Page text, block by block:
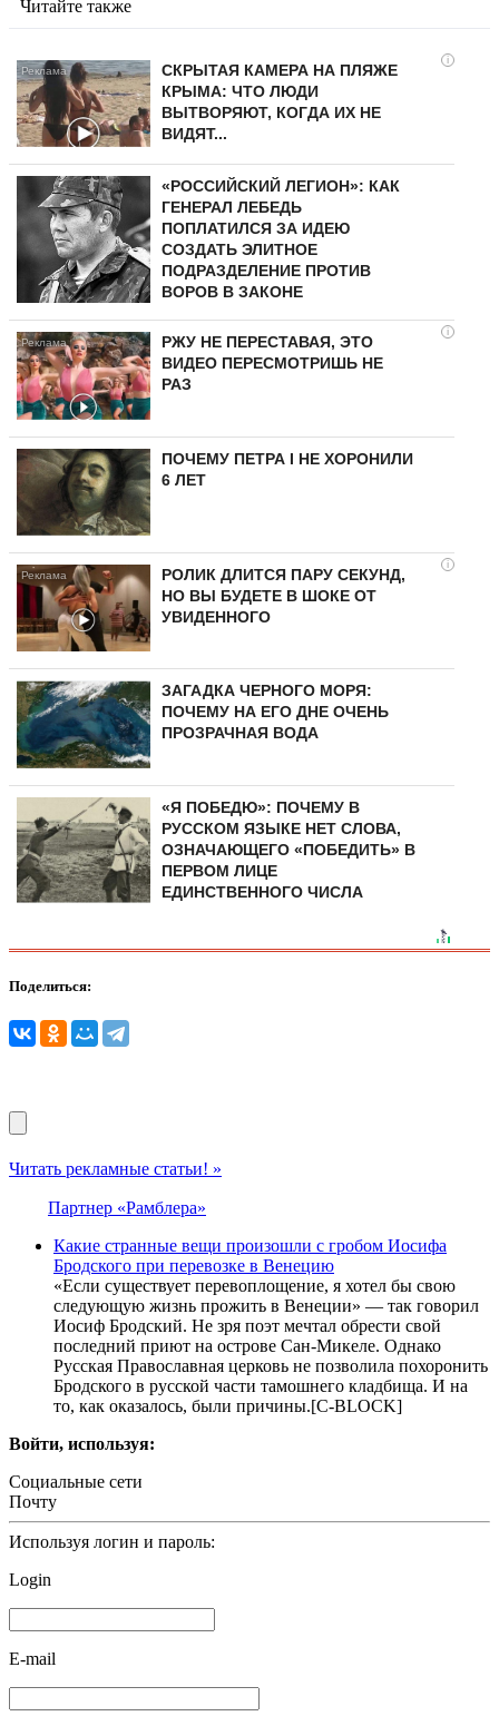
Читайте также
i
СКРЫТАЯ КАМЕРА НА ПЛЯЖЕ
КРЫМА: ЧТО ЛЮДИ
ВЫТВОРЯЮТ, КОГДА ИХ НЕ
ВИДЯТ...
«РОССИЙСКИЙ ЛЕГИОН»: КАК
ГЕНЕРАЛ ЛЕБЕДЬ
ПОПЛАТИЛСЯ ЗА ИДЕЮ
СОЗДАТЬ ЭЛИТНОЕ
ПОДРАЗДЕЛЕНИЕ ПРОТИВ
ВОРОВ В ЗАКОНЕ
i
РЖУ НЕ ПЕРЕСТАВАЯ, ЭТО
ВИДЕО ПЕРЕСМОТРИШЬ НЕ
РАЗ
ПОЧЕМУ ПЕТРА I НЕ ХОРОНИЛИ
6 ЛЕТ
i
РОЛИК ДЛИТСЯ ПАРУ СЕКУНД,
НО ВЫ БУДЕТЕ В ШОКЕ ОТ
УВИДЕННОГО
ЗАГАДКА ЧЕРНОГО МОРЯ:
ПОЧЕМУ НА ЕГО ДНЕ ОЧЕНЬ
ПРОЗРАЧНАЯ ВОДА
«Я ПОБЕДЮ»: ПОЧЕМУ В
РУССКОМ ЯЗЫКЕ НЕТ СЛОВА,
ОЗНАЧАЮЩЕГО «ПОБЕДИТЬ» В
ПЕРВОМ ЛИЦЕ
ЕДИНСТВЕННОГО ЧИСЛА
Поделиться:
Читать рекламные статьи! »
Партнер «Рамблера»
Какие странные вещи произошли с гробом Иосифа
Бродского при перевозке в Венецию
«Если существует перевоплощение, я хотел бы свою
следующую жизнь прожить в Венеции» — так говорил
Иосиф Бродский. Не зря поэт мечтал обрести свой
последний приют на острове Сан-Микеле. Однако
Русская Православная церковь не позволила похоронить
Бродского в русской части тамошнего кладбища. И на
то, как оказалось, были причины.[С-BLOCK]
Войти, используя:
Социальные сети
Почту
Используя логин и пароль:
Login
E-mail